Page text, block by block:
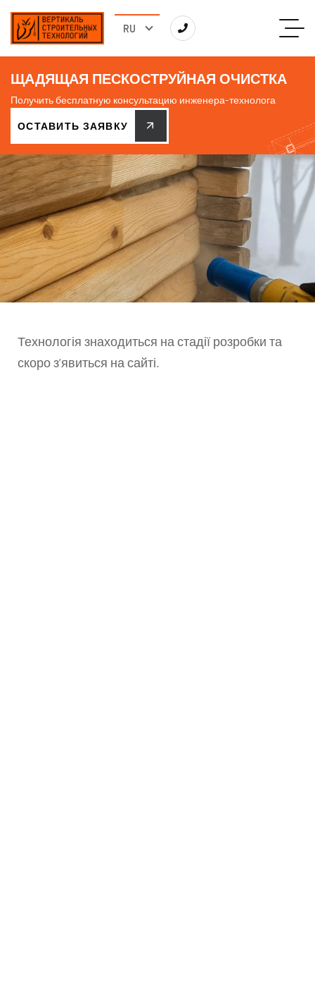
ЩАДЯЩАЯ ПЕСКОСТРУЙНАЯ ОЧИСТКА
Получить бесплатную консультацию инженера-технолога
ОСТАВИТЬ ЗАЯВКУ
Технологія знаходиться на стадії розробки та
скоро з’явиться на сайті.